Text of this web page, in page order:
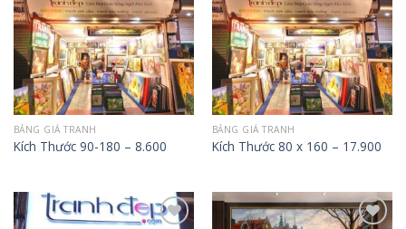
BẢNG GIÁ TRANH
Kích Thước 90-180 – 8.600
BẢNG GIÁ TRANH
Kích Thước 80 x 160 – 17.900